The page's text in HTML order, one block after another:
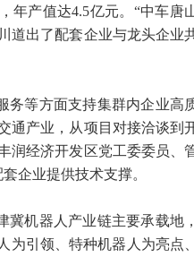
年产值达4.5亿元。“中车唐
道出了配套企业与龙头企业
务等方面支持集群内企业高
通产业，从项目对接洽谈到
润经济开发区党工委委员、
企业提供技术支撑。
机器人产业链主要承载地，
为引领、特种机器人为亮点、